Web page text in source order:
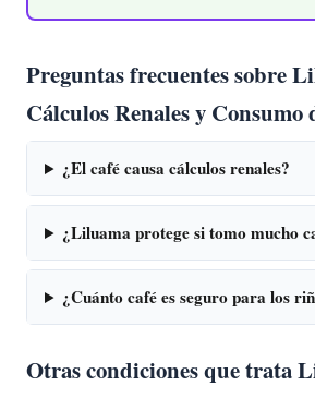
Preguntas frecuentes sobre
Cálculos Renales y Consumo
¿El café causa cálculos renales?
¿Liluama protege si tomo mucho
¿Cuánto café es seguro para los
Otras condiciones que trata